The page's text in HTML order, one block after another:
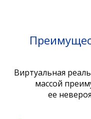
Виртуальная
массой
ее